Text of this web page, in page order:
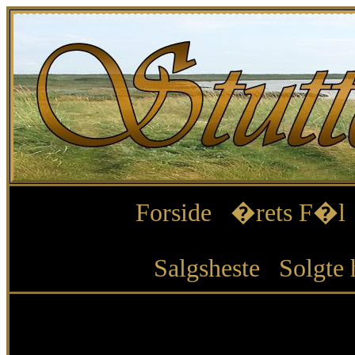
Forside
�rets F�l
Salgsheste
Solgte